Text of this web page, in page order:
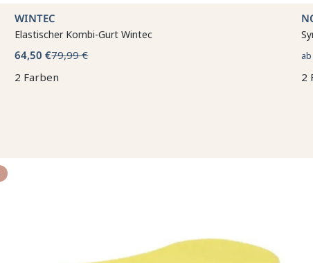
WINTEC
Elastischer Kombi-Gurt Wintec
64,50 €79,99 €
2 Farben
ab
2